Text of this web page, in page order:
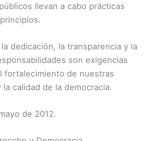
llevan a cabo prácticas
dedicación, la transparencia y la
son exigencias
fortalecimiento de nuestras
calidad de la democracia.
de 2012.